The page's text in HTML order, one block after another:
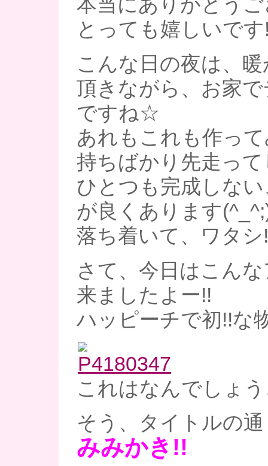
本当にありがとう
とっても嬉しいです
こんな日の夜は、
頂きながら、お家
ですね☆
あれもこれも作っ
持ちばかり先走っ
ひとつも完成しな
が良くあります
落ち着いて、ワタシ
さて、今日はこん
来ましたよー!!
ハッピーチで初!!な
これはなんでしょ
そう、タイトルの
みみかき!!